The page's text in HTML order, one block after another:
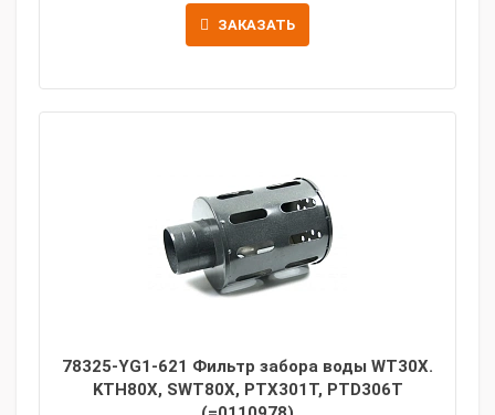
ЗАКАЗАТЬ
78325-YG1-621 Фильтр забора воды WT30X.
KTH80X, SWT80X, PTX301T, PTD306T